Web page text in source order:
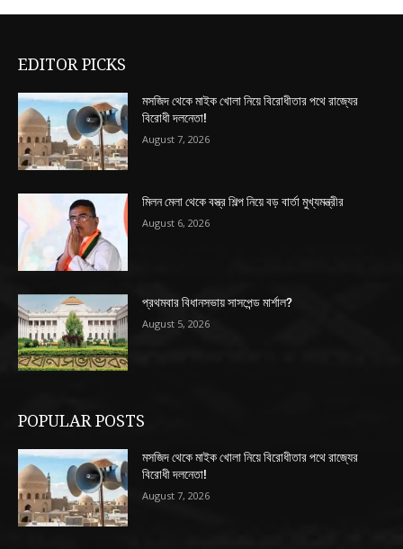
EDITOR PICKS
মসজিদ থেকে মাইক খোলা নিয়ে বিরোধীতার পথে রাজ্যের
বিরোধী দলনেতা!
August 7, 2026
মিলন মেলা থেকে বস্ত্র শিল্প নিয়ে বড় বার্তা মুখ্যমন্ত্রীর
August 6, 2026
প্রথমবার বিধানসভায় সাসপেন্ড মার্শাল?
August 5, 2026
POPULAR POSTS
মসজিদ থেকে মাইক খোলা নিয়ে বিরোধীতার পথে রাজ্যের
বিরোধী দলনেতা!
August 7, 2026